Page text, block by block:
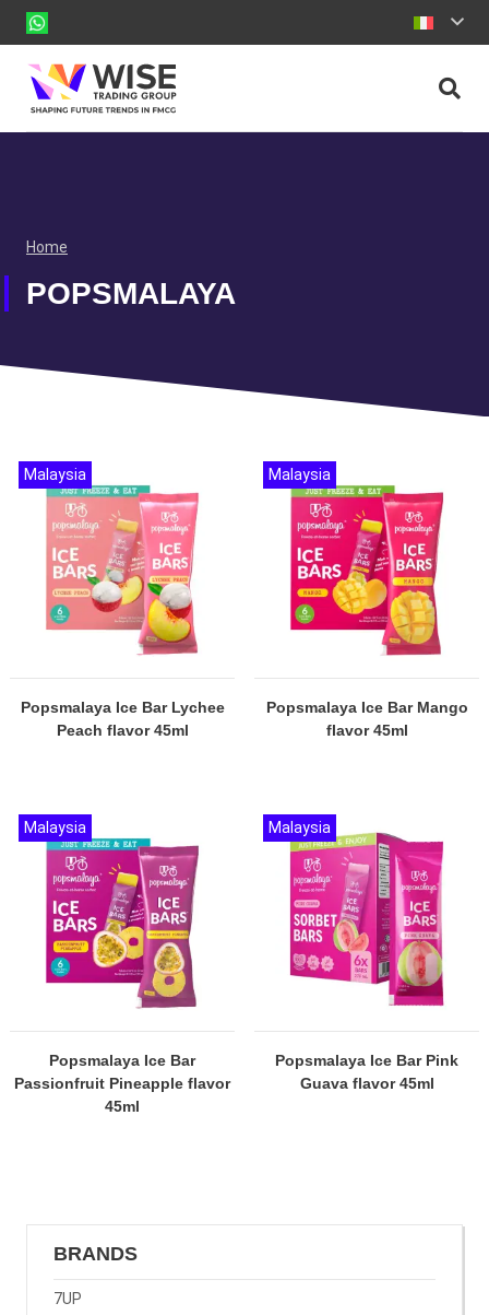
Home
POPSMALAYA
BRANDS
7UP
Popsmalaya Ice Bar Lychee
Peach flavor 45ml
Malaysia
Popsmalaya Ice Bar Mango
flavor 45ml
Malaysia
Popsmalaya Ice Bar
Passionfruit Pineapple flavor
45ml
Malaysia
Popsmalaya Ice Bar Pink
Guava flavor 45ml
Malaysia